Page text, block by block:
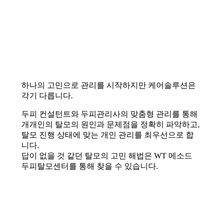
하나의 고민으로 관리를 시작하지만 케어솔루션은
각기 다릅니다.
두피 컨설턴트와 두피관리사의 맞춤형 관리를 통해
개개인의 탈모의 원인과 문제점을 정확히 파악하고,
탈모 진행 상태에 맞는 개인 관리를 최우선으로 합
니다.
답이 없을 것 같던 탈모의 고민 해법은 WT 메소드
두피탈모센터를 통해 찾을 수 있습니다.